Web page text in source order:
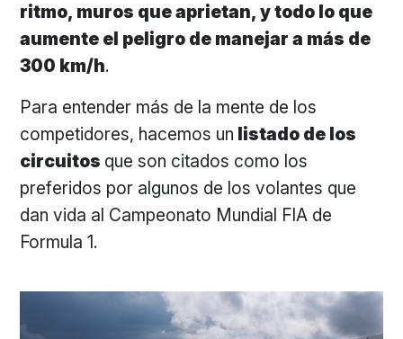
ritmo, muros que aprietan, y todo lo que
aumente el peligro de manejar a más de
300 km/h.
Para entender más de la mente de los
competidores, hacemos un listado de los
circuitos que son citados como los
preferidos por algunos de los volantes que
dan vida al Campeonato Mundial FIA de
Formula 1.